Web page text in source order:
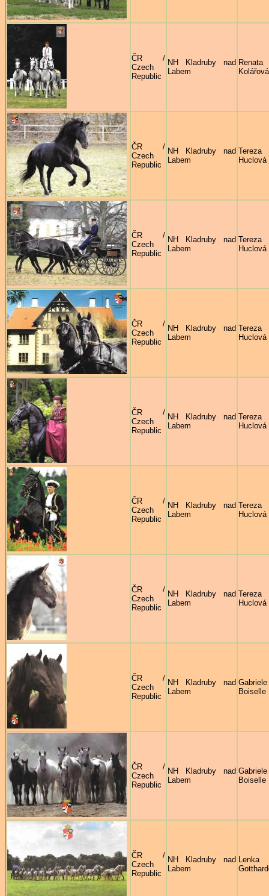
ČR /
Czech
Republic
NH Kladruby nad
Labem
Renata
Kolářová
ČR /
Czech
Republic
NH Kladruby nad
Labem
Tereza
Huclová
ČR /
Czech
Republic
NH Kladruby nad
Labem
Tereza
Huclová
ČR /
Czech
Republic
NH Kladruby nad
Labem
Tereza
Huclová
ČR /
Czech
Republic
NH Kladruby nad
Labem
Tereza
Huclová
ČR /
Czech
Republic
NH Kladruby nad
Labem
Tereza
Huclová
ČR /
Czech
Republic
NH Kladruby nad
Labem
Tereza
Huclová
ČR /
Czech
Republic
NH Kladruby nad
Labem
Gabriele
Boiselle
ČR /
Czech
Republic
NH Kladruby nad
Labem
Gabriele
Boiselle
ČR /
Czech
Republic
NH Kladruby nad
Labem
Lenka